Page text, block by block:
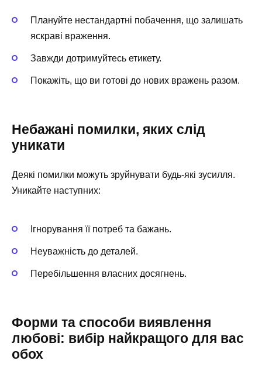
Плануйте нестандартні побачення, що залишать
яскраві враження.
Завжди дотримуйтесь етикету.
Покажіть, що ви готові до нових вражень разом.
Небажані помилки, яких слід
уникати
Деякі помилки можуть зруйнувати будь-які зусилля.
Уникайте наступних:
Ігнорування її потреб та бажань.
Неуважність до деталей.
Перебільшення власних досягнень.
Форми та способи виявлення
любові: вибір найкращого для вас
обох